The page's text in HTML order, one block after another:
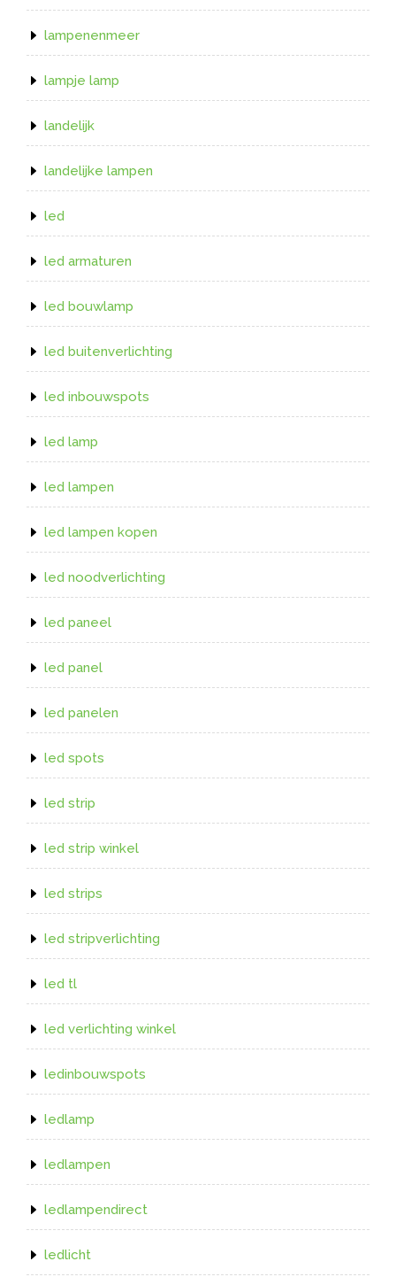
lampenenmeer
lampje lamp
landelijk
landelijke lampen
led
led armaturen
led bouwlamp
led buitenverlichting
led inbouwspots
led lamp
led lampen
led lampen kopen
led noodverlichting
led paneel
led panel
led panelen
led spots
led strip
led strip winkel
led strips
led stripverlichting
led tl
led verlichting winkel
ledinbouwspots
ledlamp
ledlampen
ledlampendirect
ledlicht